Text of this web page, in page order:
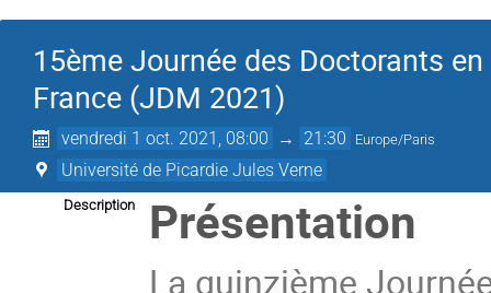
15ème Journée des Doctorants
France (JDM 2021)
vendredi 1 oct. 2021, 08:00 → 21:30 Europe/Paris
Université de Picardie Jules Verne
Description Présentation
La quinzième